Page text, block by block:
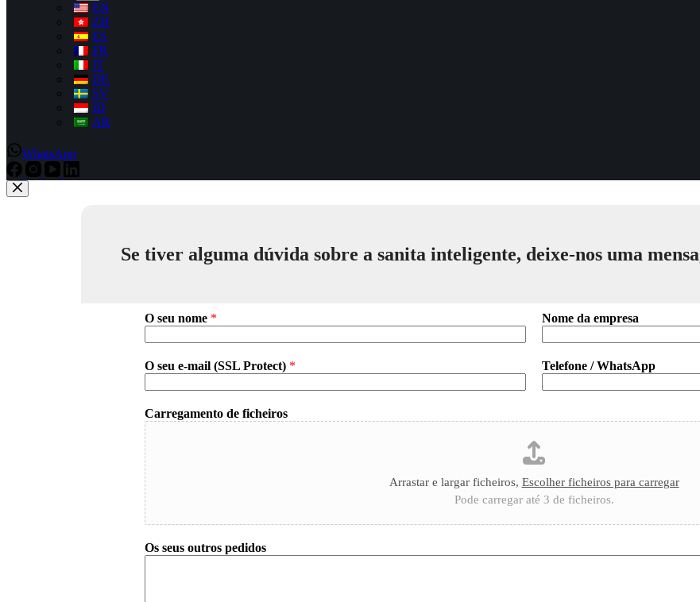
EN
ZH
ES
FR
IT
DE
SV
ID
AR
WhatsApp
Se tiver alguma dúvida sobre a sanita inteligente, deixe-nos uma
O seu nome * Nome da empresa
O seu e-mail (SSL Protect) * Telefone / WhatsApp
Carregamento de ficheiros
Arrastar e largar ficheiros, Escolher ficheiros para carregar
Pode carregar até 3 de ficheiros.
Os seus outros pedidos